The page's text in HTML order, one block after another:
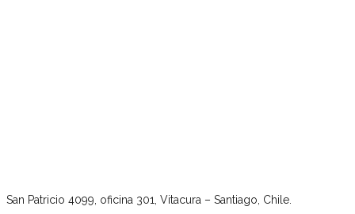
San Patricio 4099, oficina 301, Vitacura – Santiago, Chile.